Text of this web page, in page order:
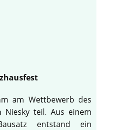
am Wettbewerb des
Niesky teil. Aus einem
entstand ein